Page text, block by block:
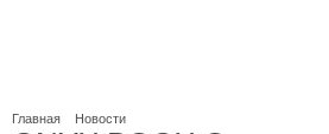
Главная Новости